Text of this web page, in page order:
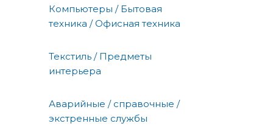
Компьютеры / Бытовая
техника / Офисная техника
Текстиль / Предметы
интерьера
Аварийные / справочные /
экстренные службы